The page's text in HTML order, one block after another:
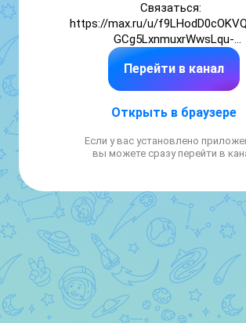
Связаться:
https://max.ru/u/
GCg5LxnmuxrWwsLqu-
kHbTPQSl5NSLeWjAIgVUyzU
Перейти в канал
Открыть в браузере
Если у вас установлено
вы можете сразу перейти в